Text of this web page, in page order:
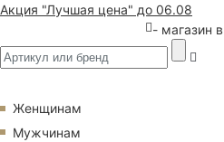
Акция "Лучшая цена" до 06.08
- магазин
Женщинам
Мужчинам